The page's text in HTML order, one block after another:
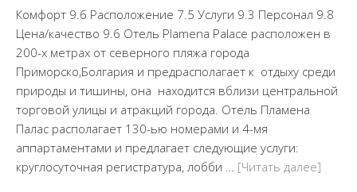
Комфорт 9.6 Расположение 7.5 Услуги 9.3 Персонал 9.8
Цена/качество 9.6 Отель Plamena Palace расположен в
200-х метрах от северного пляжа города
Приморско,Болгария и предрасполагает к отдыху среди
природы и тишины, она находится вблизи центральной
торговой улицы и атракций города. Отель Пламена
Палас располагает 130-ью номерами и 4-мя
аппартаментами и предлагает следующие услуги:
круглосуточная регистратура, лобби … [Читать далее]